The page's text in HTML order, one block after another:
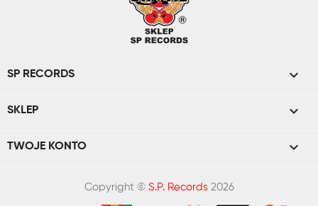
SP RECORDS 
SKLEP 
TWOJE KONTO 
Copyright © S.P. Records2026